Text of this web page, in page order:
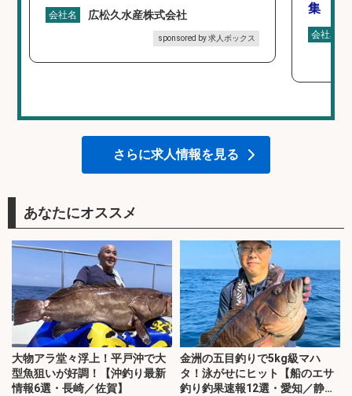
会社名 広松久水産株式会社
sponsored by 求人ボックス
集
会社名
さらに求人情報を見る
あなたにオススメ
大物アラ堂々浮上！平戸沖で大
型魚狙いが好調！【沖釣り最新
情報6選・長崎／佐賀】
金洲の五目釣りで5kg級マハ
タ！泳がせにヒット【船のエサ
釣り釣果速報12選・愛知／静